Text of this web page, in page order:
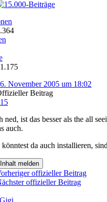
November 2005 um 18:02
Beitrag
ned, ist das besser als the all
auch.
da auch installieren,
Inhalt melden
offizieller Beitrag
offizieller Beitrag